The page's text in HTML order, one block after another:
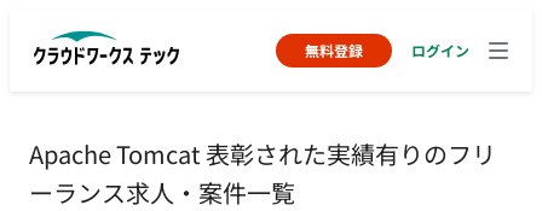
無料登録 ログイン
Apache Tomcat 表彰された実績有りのフリ
ーランス求人・案件一覧